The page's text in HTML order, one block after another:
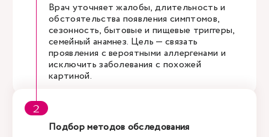
Врач уточняет жалобы, длительность и
обстоятельства появления симптомов,
сезонность, бытовые и пищевые триггеры,
семейный анамнез. Цель — связать
проявления с вероятными аллергенами и
исключить заболевания с похожей
картиной.
Подбор методов обследования